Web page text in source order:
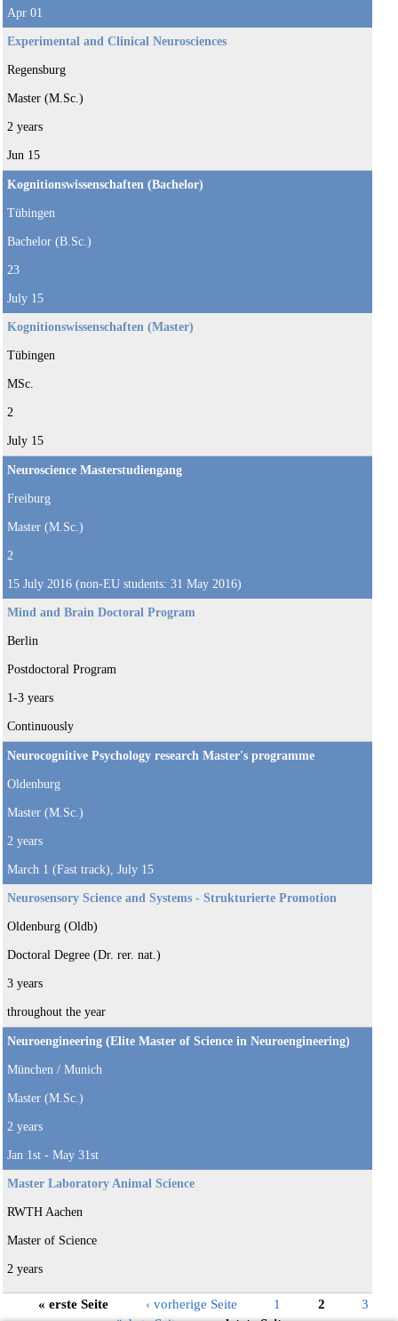
Apr 01
Experimental and Clinical Neurosciences
Regensburg
Master (M.Sc.)
2 years
Jun 15
Kognitionswissenschaften (Bachelor)
Tübingen
Bachelor (B.Sc.)
23
July 15
Kognitionswissenschaften (Master)
Tübingen
MSc.
2
July 15
Neuroscience Masterstudiengang
Freiburg
Master (M.Sc.)
2
15 July 2016 (non-EU students: 31 May 2016)
Mind and Brain Doctoral Program
Berlin
Postdoctoral Program
1-3 years
Continuously
Neurocognitive Psychology research Master's programme
Oldenburg
Master (M.Sc.)
2 years
March 1 (Fast track), July 15
Neurosensory Science and Systems - Strukturierte Promotion
Oldenburg (Oldb)
Doctoral Degree (Dr. rer. nat.)
3 years
throughout the year
Neuroengineering (Elite Master of Science in Neuroengineering)
München / Munich
Master (M.Sc.)
2 years
Jan 1st - May 31st
Master Laboratory Animal Science
RWTH Aachen
Master of Science
2 years
Seiten« erste Seite ‹ vorherige Seite 1 2
3